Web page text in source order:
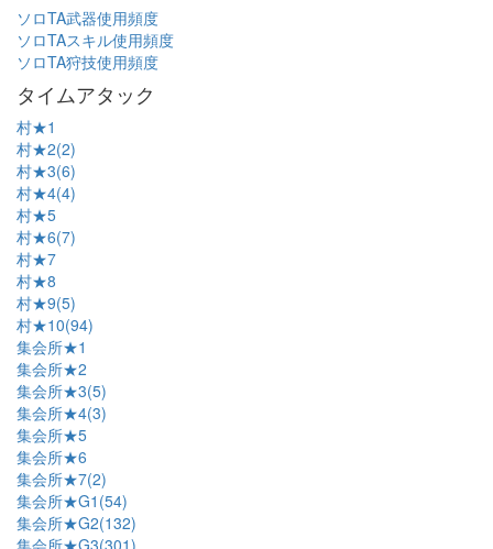
ソロTA武器使用頻度
ソロTAスキル使用頻度
ソロTA狩技使用頻度
タイムアタック
村★1
村★2(2)
村★3(6)
村★4(4)
村★5
村★6(7)
村★7
村★8
村★9(5)
村★10(94)
集会所★1
集会所★2
集会所★3(5)
集会所★4(3)
集会所★5
集会所★6
集会所★7(2)
集会所★G1(54)
集会所★G2(132)
集会所★G3(301)